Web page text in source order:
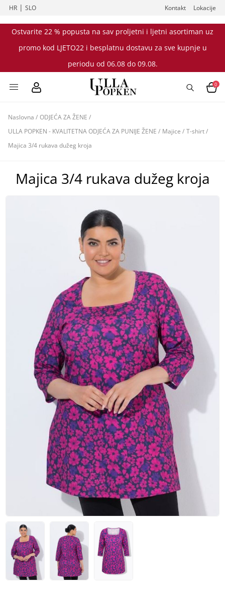
HR |SLO Kontakt Lokacije
Ostvarite 22 % popusta na sav proljetni i ljetni asortiman uz
promo kod LJETO22 i besplatnu dostavu za sve kupnje u
periodu od 06.08 do 09.08.
0
Naslovna / ODJEĆA ZA ŽENE /
ULLA POPKEN - KVALITETNA ODJEĆA ZA PUNIJE ŽENE / Majice / T-shirt/
Majica 3/4 rukava dužeg kroja
Majica 3/4 rukava dužeg kroja